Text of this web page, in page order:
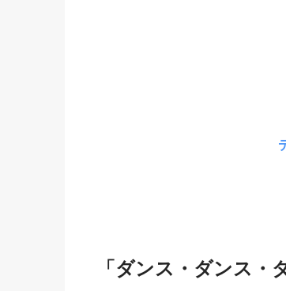
「ダンス・ダンス・